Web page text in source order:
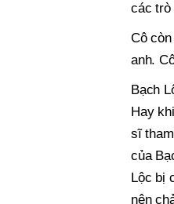
các trò
Cô
anh.
Bạch
Hay
sĩ
của
Lộc bị
nên